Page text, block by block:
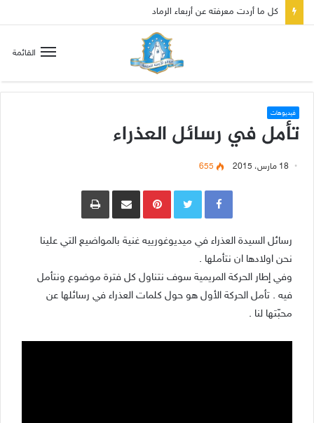
صلاة إلى مريم سلطانة السلام لتهدئة الغضب الإلهي
القائمة
فيديوهات
تأمل في رسائل العذراء
18 مارس، 2015 655
Pinterestمشاركة عبر البريد طباعة
رسائل السيدة العذراء في ميديوغورييه غنية بالمواضيع التي علينا
نحن اولادها ان نتأملها .
وفي إطار الحركة المريمية سوف نتناول كل فترة موضوع ونتأمل
فيه . تأمل الحركة الأول هو حول كلمات العذراء في رسائلها عن
محبّتها لنا .